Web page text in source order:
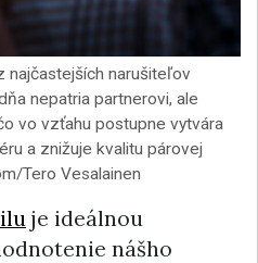
najčastejších narušiteľov
nepatria partnerovi, ale
vo vzťahu postupne vytvára
a znižuje kvalitu párovej
Tero Vesalainen
je ideálnou
nášho